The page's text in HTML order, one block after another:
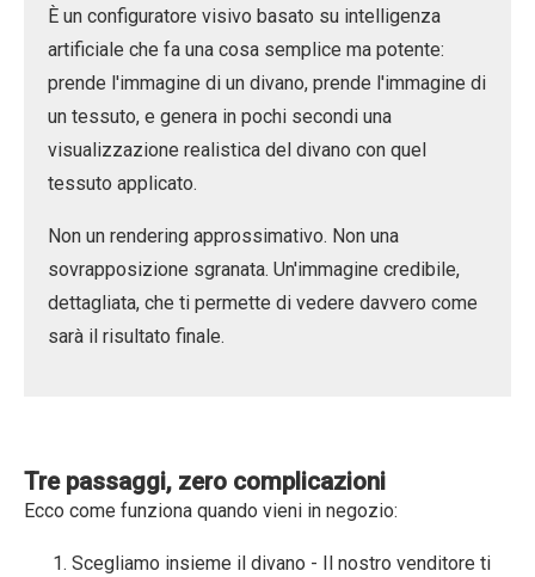
È un configuratore visivo basato su intelligenza
artificiale che fa una cosa semplice ma potente:
prende l'immagine di un divano, prende l'immagine di
un tessuto, e genera in pochi secondi una
visualizzazione realistica del divano con quel
tessuto applicato.
Non un rendering approssimativo. Non una
sovrapposizione sgranata. Un'immagine credibile,
dettagliata, che ti permette di vedere davvero come
sarà il risultato finale.
Tre passaggi, zero complicazioni
Ecco come funziona quando vieni in negozio:
Scegliamo insieme il divano - Il nostro venditore ti